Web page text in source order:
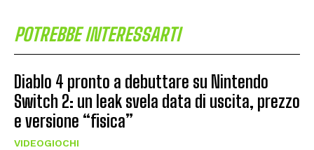
POTREBBE INTERESSARTI
Diablo 4 pronto a debuttare su Nintendo
Switch 2: un leak svela data di uscita, prezzo
e versione “fisica”
VIDEOGIOCHI